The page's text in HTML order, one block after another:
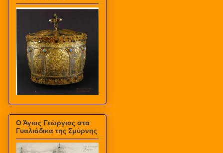
Ο Άγιος Γεώργιος στα
Γυαλιάδικα της Σμύρνης